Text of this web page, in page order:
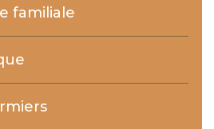
familiale